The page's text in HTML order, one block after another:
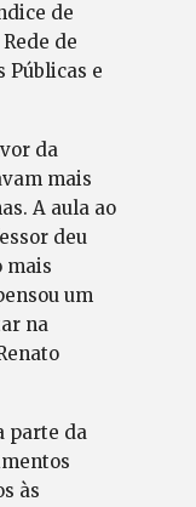
de
de
Públicas e
da
mais
A aula ao
deu
mais
um
na
parte da
às